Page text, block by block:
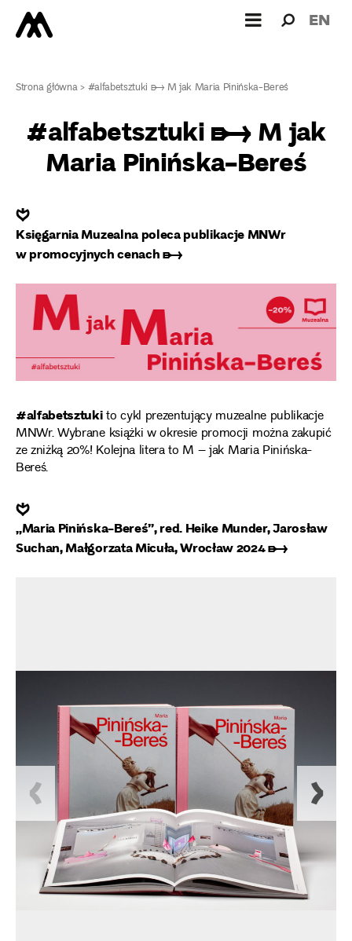
dla: EN
Strona główna>#alfabetsztuki ➸ M jak Maria Pinińska-Bereś
#alfabetsztuki ➸ M jak
Maria Pinińska-Bereś
❦
Księgarnia Muzealna poleca publikacje MNWr
w promocyjnych cenach ➸
#alfabetsztukito cykl prezentujący muzealne publikacje
MNWr. Wybrane książki w okresie promocji można zakupić
ze zniżką 20%! Kolejna litera to M – jak Maria Pinińska-
Bereś.
❦
„Maria Pinińska-Bereś”, red. Heike Munder, Jarosław
Suchan, Małgorzata Micuła, Wrocław 2024 ➸